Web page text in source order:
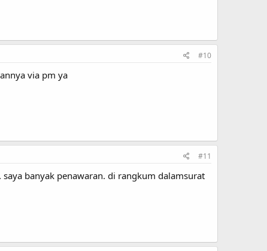
#10
via pm ya
#11
. saya banyak penawaran. di rangkum dalamsurat